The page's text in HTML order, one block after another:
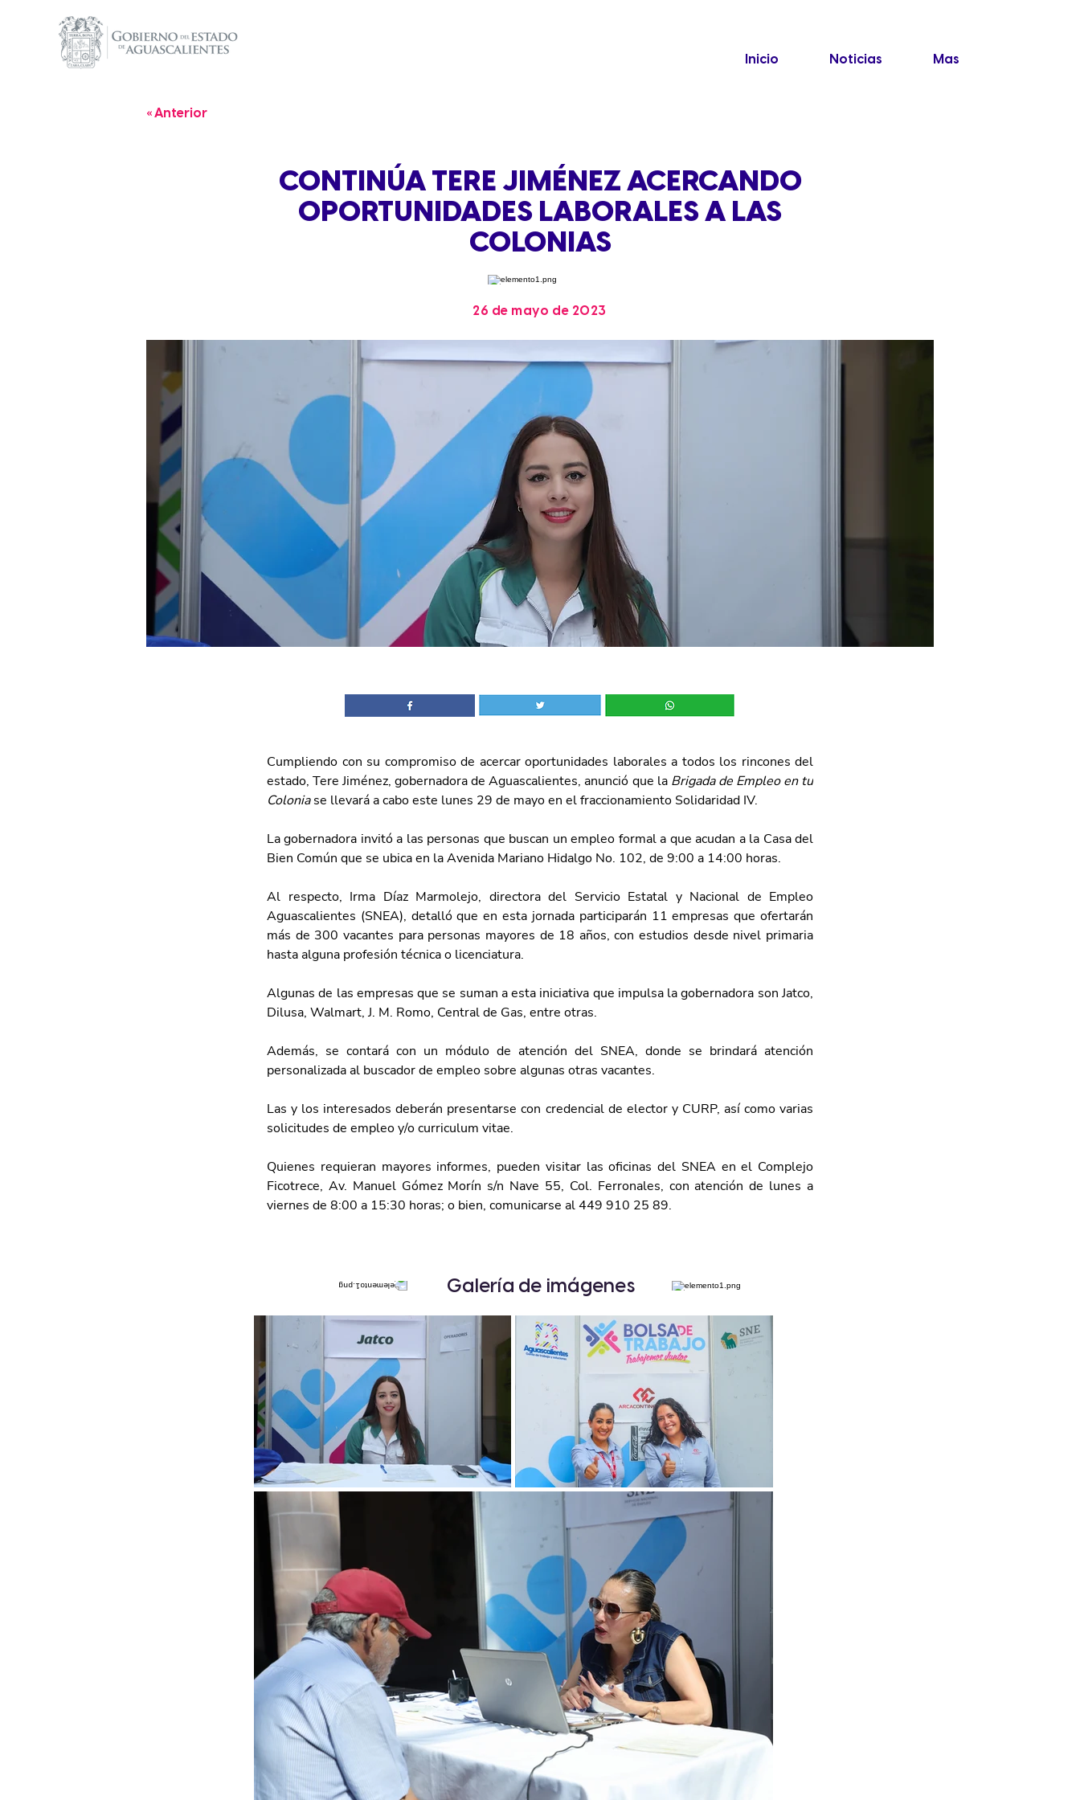
Inicio Noticias Mas
« Anterior
CONTINÚA TERE JIMÉNEZ ACERCANDO
OPORTUNIDADES LABORALES A LAS
COLONIAS
26 de mayo de 2023
Cumpliendo con su compromiso de acercar oportunidades laborales a todos los rincones del
estado, Tere Jiménez, gobernadora de Aguascalientes, anunció que la Brigada de Empleo en tu
Colonia se llevará a cabo este lunes 29 de mayo en el fraccionamiento Solidaridad IV.
La gobernadora invitó a las personas que buscan un empleo formal a que acudan a la Casa del
Bien Común que se ubica en la Avenida Mariano Hidalgo No. 102, de 9:00 a 14:00 horas.
Al respecto, Irma Díaz Marmolejo, directora del Servicio Estatal y Nacional de Empleo
Aguascalientes (SNEA), detalló que en esta jornada participarán 11 empresas que ofertarán
más de 300 vacantes para personas mayores de 18 años, con estudios desde nivel primaria
hasta alguna profesión técnica o licenciatura.
Algunas de las empresas que se suman a esta iniciativa que impulsa la gobernadora son Jatco,
Dilusa, Walmart, J. M. Romo, Central de Gas, entre otras.
Además, se contará con un módulo de atención del SNEA, donde se brindará atención
personalizada al buscador de empleo sobre algunas otras vacantes.
Las y los interesados deberán presentarse con credencial de elector y CURP, así como varias
solicitudes de empleo y/o curriculum vitae.
Quienes requieran mayores informes, pueden visitar las oficinas del SNEA en el Complejo
Ficotrece, Av. Manuel Gómez Morín s/n Nave 55, Col. Ferronales, con atención de lunes a
viernes de 8:00 a 15:30 horas; o bien, comunicarse al 449 910 25 89.
Galería de imágenes